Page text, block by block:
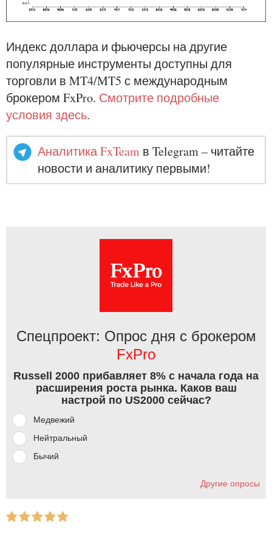
Индекс доллара и фьючерсы на другие
популярные инструменты доступны для
торговли в MT4/MT5 с международным
брокером FxPro. Смотрите подробные
условия здесь.
Аналитика FxTeam в Telegram – читайте
новости и аналитику первыми!
Спецпроект: Опрос дня с брокером
FxPro
Russell 2000 прибавляет 8% с начала года на
расширения роста рынка. Каков ваш
настрой по US2000 сейчас?
Медвежий
Нейтральный
Бычий
Другие опросы